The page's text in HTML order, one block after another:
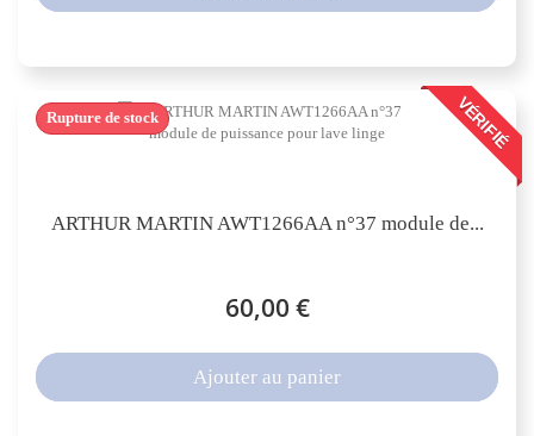
VÉRIFIÉ
ARTHUR MARTIN AWT1266AA n°37 module de...
60,00 €
Rupture de stock
Ajouter au panier